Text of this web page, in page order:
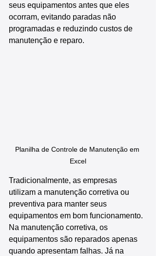
seus equipamentos antes que eles
ocorram, evitando paradas não
programadas e reduzindo custos de
manutenção e reparo.
Planilha de Controle de Manutenção em
Excel
Tradicionalmente, as empresas
utilizam a manutenção corretiva ou
preventiva para manter seus
equipamentos em bom funcionamento.
Na manutenção corretiva, os
equipamentos são reparados apenas
quando apresentam falhas. Já na